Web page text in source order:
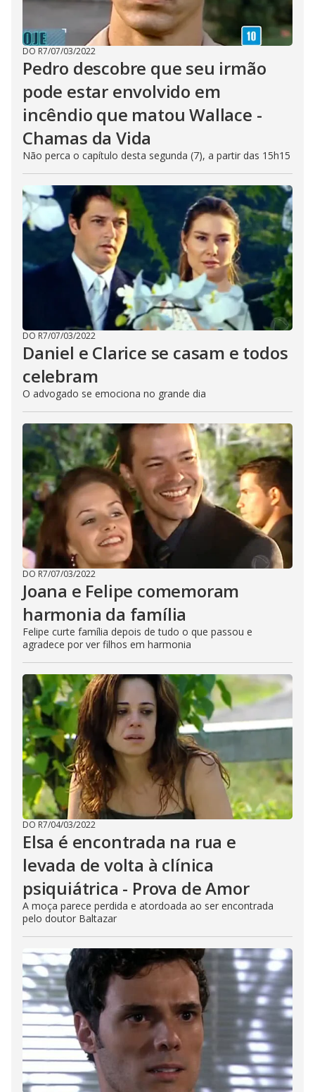
DO R7/07/03/2022
Pedro descobre que seu irmão
pode estar envolvido em
incêndio que matou Wallace -
Chamas da Vida
Não perca o capítulo desta segunda (7), a partir das 15h15
DO R7/07/03/2022
Daniel e Clarice se casam e todos
celebram
O advogado se emociona no grande dia
DO R7/07/03/2022
Joana e Felipe comemoram
harmonia da família
Felipe curte família depois de tudo o que passou e
agradece por ver filhos em harmonia
DO R7/04/03/2022
Elsa é encontrada na rua e
levada de volta à clínica
psiquiátrica - Prova de Amor
A moça parece perdida e atordoada ao ser encontrada
pelo doutor Baltazar